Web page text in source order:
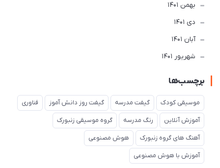
بهمن 1401
دی 1401
آبان 1401
شهریور 1401
برچسب‌ها
موسیقی کودک گیفت مدرسه گیفت روز دانش آموز فناوری
آموزش آنلاین رنگ مدرسه گروه موسیقی زنبورک
آهنگ های گروه زنبورک هوش مصنوعی
آموزش با هوش مصنوعی